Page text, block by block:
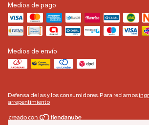
Medios de pago
Medios de envío
Defensa de las y los consumidores. Para reclamos
arrepentimiento